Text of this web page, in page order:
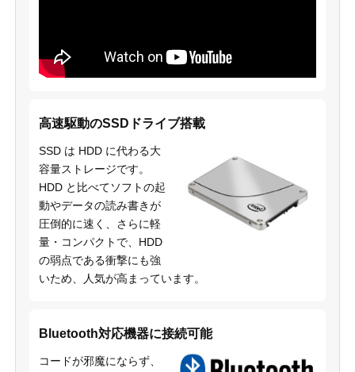
高速駆動のSSDドライブ搭載
SSD は HDD に代わる大
容量ストレージです。
HDD と比べてソフトの起
動やデータの読み書きが
圧倒的に速く、さらに軽
量・コンパクトで、HDD
の弱点である衝撃にも強
いため、人気が高まっています。
Bluetooth対応機器に接続可能
コードが邪魔にならず、